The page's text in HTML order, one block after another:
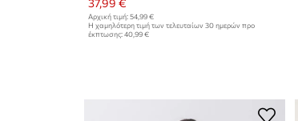
37,99 €
Αρχική τιμή: 54,99 €
Η χαμηλότερη τιμή των τελευταίων 30 ημερών προ
έκπτωσης: 40,99 €